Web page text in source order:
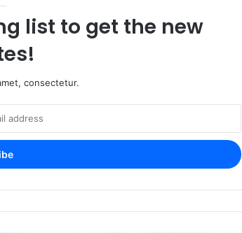
list to get the new
consectetur.